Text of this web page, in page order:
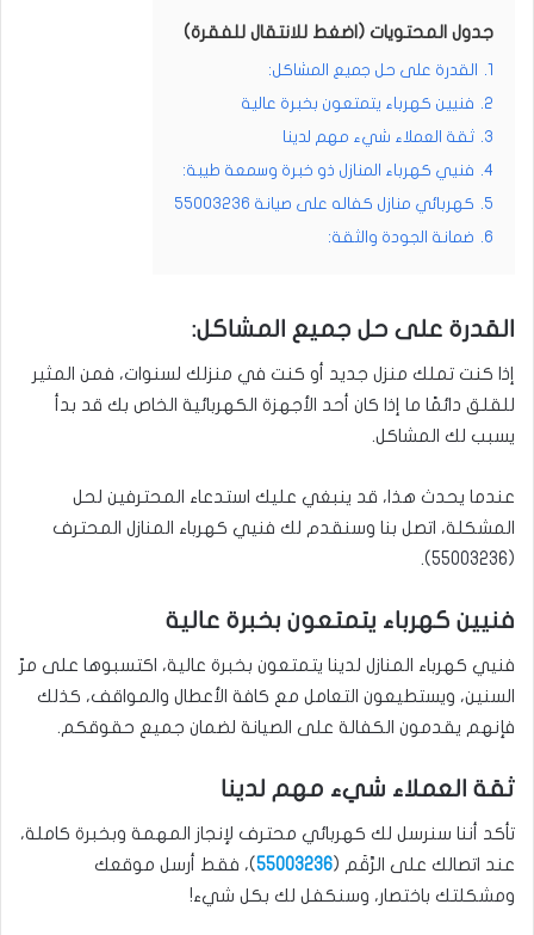
جدول المحتويات (اضغط للانتقال للفقرة)
القدرة على حل جميع المشاكل:
2.
فنيين كهرباء يتمتعون بخبرة عالية
3.
ثقة العملاء شيء مهم لدينا
4.
فنيي كهرباء المنازل ذو خبرة وسمعة طيبة:
5.
كهربائي منازل كفاله على صيانة 55003236
6.
ضمانة الجودة والثقة:
القدرة على حل جميع المشاكل:
إذا كنت تملك منزل جديد أو كنت في منزلك لسنوات، فمن المثير
للقلق دائمًا ما إذا كان أحد الأجهزة الكهربائية الخاص بك قد بدأ
يسبب لك المشاكل.
عندما يحدث هذا، قد ينبغي عليك استدعاء المحترفين لحل
المشكلة، اتصل بنا وسنقدم لك فنيي كهرباء المنازل المحترف
(
55003236
).
فنيين كهرباء يتمتعون بخبرة عالية
فنيي كهرباء المنازل لدينا يتمتعون بخبرة عالية، اكتسبوها على مرّ
السنين، ويستطيعون التعامل مع كافة الأعطال والمواقف، كذلك
فإنهم يقدمون الكفالة على الصيانة لضمان جميع حقوقكم.
ثقة العملاء شيء مهم لدينا
تأكد أننا سنرسل لك كهربائي محترف لإنجاز المهمة وبخبرة كاملة،
عند اتصالك على الرَّقَم (55003236)، فقط أرسل موقعك
ومشكلتك باختصار، وسنكفل لك بكل شيء!